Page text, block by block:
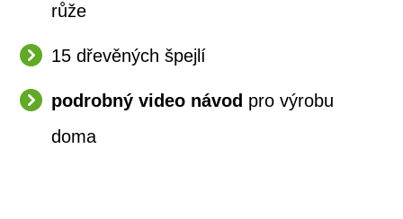
růže
15 dřevěných špejlí
podrobný video návod pro výrobu
doma